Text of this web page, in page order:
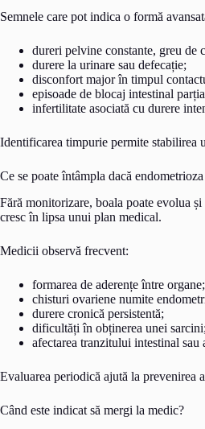
Semnele care pot indica o formă
dureri pelvine constante, greu de
durere la urinare sau defecație;
disconfort major în timpul
episoade de blocaj intestinal
infertilitate asociată cu durere
Identificarea timpurie permite stabilirea
Ce se poate întâmpla dacă
Fără monitorizare, boala poate evolua
cresc în lipsa unui plan medical.
Medicii observă frecvent:
formarea de aderențe între organe;
chisturi ovariene numite
durere cronică persistentă;
dificultăți în obținerea unei sarcini;
afectarea tranzitului intestinal sau
Evaluarea periodică ajută la prevenirea
Când este indicat să mergi la medic?